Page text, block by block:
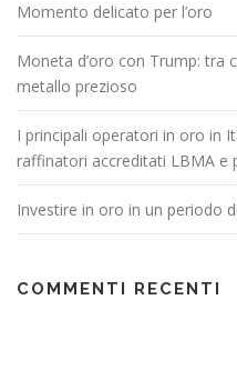
Momento delicato per l’oro
Moneta d’oro con Trump: tra
metallo prezioso
I principali operatori in oro in
raffinatori accreditati LBMA e
Investire in oro in un periodo
COMMENTI RECENTI